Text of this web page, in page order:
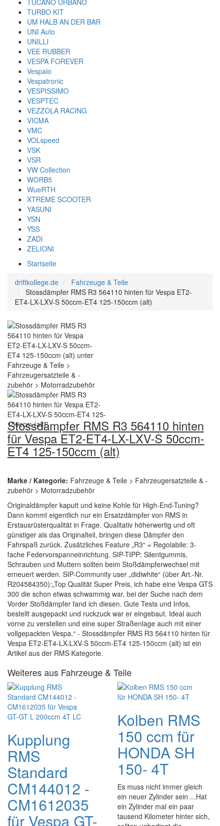
TUCANO URBANO
TURBO KIT
UM HALB AN DER BAR
UNI Auto
UNILLI
VEE RUBBER
VESPA FOREVER
Vespaio
Vespatronic
VESPISSIMO
VESPTEC
VEZZOLA RACING
VICMA
VMC
VOLspeed
VSK
VSR
VW Collection
WORB5
WueRTH
XTREME SCOOTER
YASUNI
YSN
YSS
ZADI
ZELIONI
Startseite
driftkollege.de
Fahrzeuge & Teile
Stossdämpfer RMS R3 564110 hinten für Vespa ET2-
ET4-LX-LXV-S 50ccm-ET4 125-150ccm (alt)
Stossdämpfer RMS R3 564110 hinten
für Vespa ET2-ET4-LX-LXV-S 50ccm-
ET4 125-150ccm (alt)
Marke / Kategorie: Fahrzeuge & Teile > Fahrzeugersatzteile & -
zubehör > Motorradzubehör
Originaldämpfer kaputt und keine Kohle für High-End-Tuning?
Dann kommt eigentlich nur ein Ersatzdämpfer von RMS in
Erstausrüsterqualität in Frage. Qualitativ höherwertig und oft
günstiger als das Originalteil, bringen diese Dämpfer den
Fahrspaß zurück. Zusätzliches Feature „R3“ = Regolabile: 3-
fache Federvorspanneinrichtung. SIP-TIPP: Silentgummis,
Schrauben und Muttern sollten beim Stoßdämpferwechsel mit
erneuert werden. SIP-Community user „didiwhite“ (über Art.-Nr.
R204584350):„Top Qualität Super Preis, ich habe eine Vespa GTS
300 die schon etwas schwammig war, bei der Suche nach dem
Vorder Stoßdämpfer fand ich diesen. Gute Tests und Infos,
bestellt ausgepackt und ruckzuck war er eingebaut. Ideal auch
vorne zu verstellen und eine super Straßenlage auch mit einer
vollgepackten Vespa.“ - Stossdämpfer RMS R3 564110 hinten für
Vespa ET2-ET4-LX-LXV-S 50ccm-ET4 125-150ccm (alt) ist ein
Artikel aus der RMS Kategorie.
Weiteres aus Fahrzeuge & Teile
Kupplung
RMS
Standard
CM144012 -
CM1612035
für Vespa GT-
Kolben RMS
150 ccm für
HONDA SH
150- 4T
Es muss nicht immer gleich
ein neuer Zylinder sein ...Hat
ein Zylinder mal ein paar
tausend Kilometer hinter sich,